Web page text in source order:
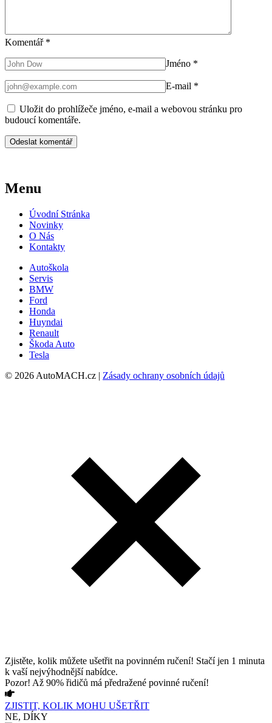
Komentář *
Jméno *
E-mail *
Uložit do prohlížeče jméno, e-mail a webovou stránku pro
budoucí komentáře.
Menu
Úvodní Stránka
Novinky
O Nás
Kontakty
Autoškola
Servis
BMW
Ford
Honda
Huyndai
Renault
Škoda Auto
Tesla
© 2026 AutoMACH.cz | Zásady ochrany osobních údajů
Zjistěte, kolik můžete ušetřit na povinném ručení! Stačí jen 1 minuta
k vaší nejvýhodnější nabídce.
Pozor! Až 90% řidičů má předražené povinné ručení!
ZJISTIT, KOLIK MOHU UŠETŘIT
NE, DÍKY